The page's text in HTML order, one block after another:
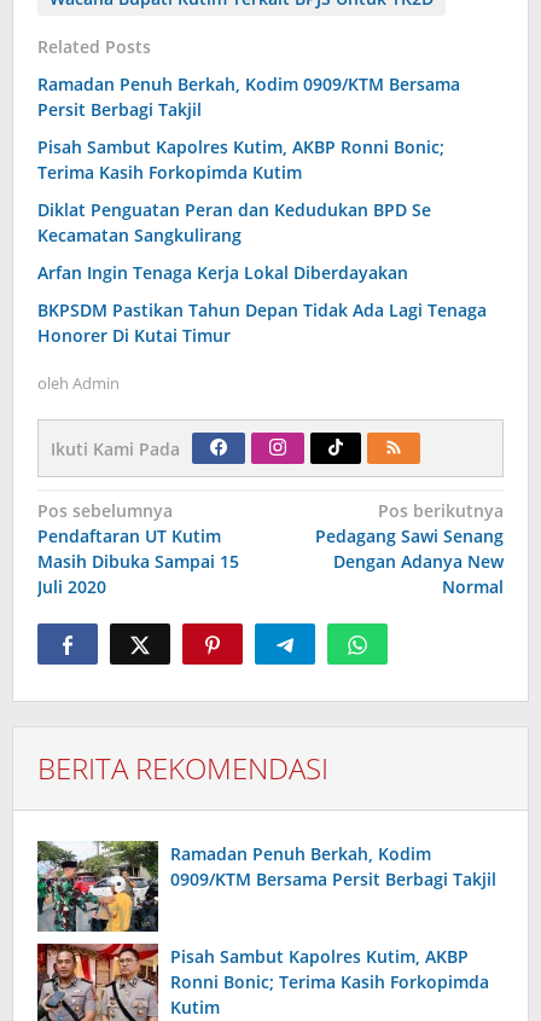
Related Posts
Ramadan Penuh Berkah, Kodim 0909/KTM Bersama
Persit Berbagi Takjil
Pisah Sambut Kapolres Kutim, AKBP Ronni Bonic;
Terima Kasih Forkopimda Kutim
Diklat Penguatan Peran dan Kedudukan BPD Se
Kecamatan Sangkulirang
Arfan Ingin Tenaga Kerja Lokal Diberdayakan
BKPSDM Pastikan Tahun Depan Tidak Ada Lagi Tenaga
Honorer Di Kutai Timur
oleh Admin
Ikuti Kami Pada
Navigasi
pos
Pos sebelumnya
Pendaftaran UT Kutim
Masih Dibuka Sampai 15
Juli 2020
Pos berikutnya
Pedagang Sawi Senang
Dengan Adanya New
Normal
BERITA REKOMENDASI
Ramadan Penuh Berkah, Kodim
0909/KTM Bersama Persit Berbagi Takjil
Pisah Sambut Kapolres Kutim, AKBP
Ronni Bonic; Terima Kasih Forkopimda
Kutim